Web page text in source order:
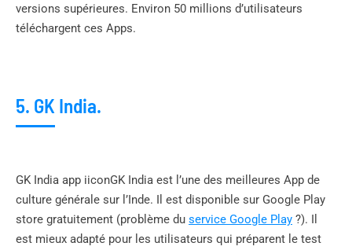
versions supérieures. Environ 50 millions d’utilisateurs
téléchargent ces Apps.
5. GK India.
GK India app iiconGK India est l’une des meilleures App de
culture générale sur l’Inde. Il est disponible sur Google Play
store gratuitement (problème du service Google Play ?). Il
est mieux adapté pour les utilisateurs qui préparent le test